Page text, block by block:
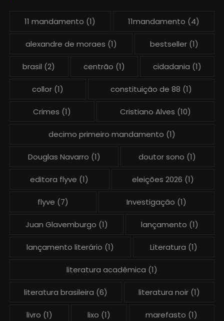
11 mandamento (1) 11mandamento (4)
alexandre de moraes (1) bestseller (1)
brasil (2) centrão (1) cidadania (1)
collor (1) constituição de 88 (1)
Crimes (1) Cristiano Alves (10)
decimo primeiro mandamento (1)
Douglas Navarro (1) doutor sono (1)
editora flyve (1) eleições 2026 (1)
flyve (7) Investigação (1)
Juan Glavemburgo (1) lançamento (1)
lançamento literário (1) Literatura (1)
literatura acadêmica (1)
literatura brasileira (6) literatura noir(1)
livro (1) lixo (1) marefasto (1)